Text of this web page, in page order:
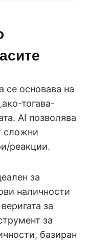
се основава на
тогава-
AI позволява
сложни
реакции.
за
наличности
за
за
базиран